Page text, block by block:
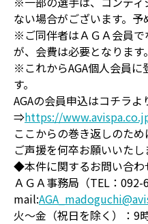
ない場合がございます。予
※ご同伴者はＡＧＡ会員で
が、会費は必要となります。
※これからAGA個人会員に
す。
AGAの会員申込はコチラよ
⇒https://
ここからの巻き返しのた
ご声援を何卒お願いいたし
◆本件に関するお問い合わ
ＡＧＡ事務局（TEL：
mail:
火～金（祝日を除く）：9